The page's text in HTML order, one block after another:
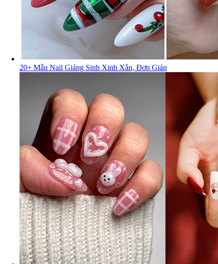
20+ Mẫu Nail Giáng Sinh Xinh Xắn, Đơn Giản